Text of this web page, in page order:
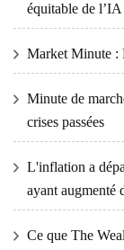
équitable de
Market Minute :
Minute de
crises passées
L'inflation a
ayant augmenté
Ce que The